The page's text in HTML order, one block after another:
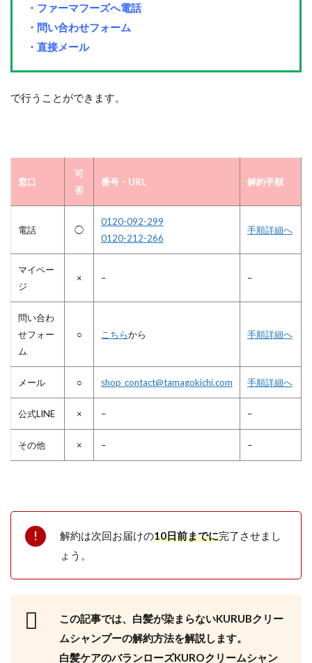
・ファーマフーズへ電話
・問い合わせフォーム
・直接メール
で行うことができます。
窓口
可
否
番号・URL 解約手順
電話 ◯
0120-092-299
0120-212-266
手順詳細へ
マイペー
ジ
× – –
問い合わ
せフォー
ム
○ こちらから 手順詳細へ
メール ○ shop_contact@tamagokichi.com 手順詳細へ
公式LINE × – –
その他 × – –
解約は次回お届けの10日前までに完了させまし
ょう。
この記事では、白髪が染まらないKURUBクリー
ムシャンプーの解約方法を解説します。
白髪ケアのバランローズKUROクリームシャン